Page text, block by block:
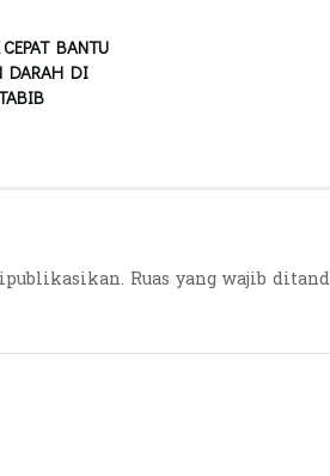
BANTU
DARAH DI
Ruas yang wajib